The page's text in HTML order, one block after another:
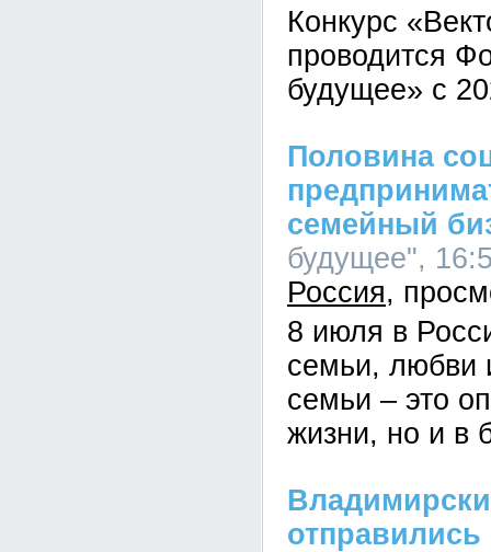
Конкурс
проводится
будущее» с
Половина
семейный
будущее",
Россия
8 июля в
семьи, любви
семьи – это
жизни, но и в